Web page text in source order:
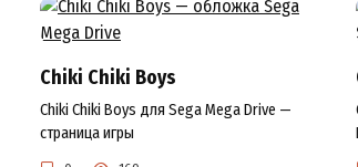
Chiki Chiki Boys
Chiki Chiki Boys для Sega Mega Drive —
страница игры